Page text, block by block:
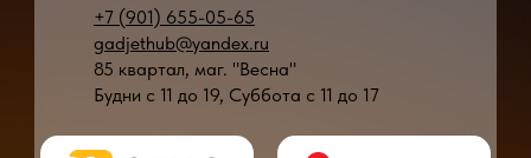
+7 (901) 655-05-65
gadjethub@yandex.ru
85 квартал, маг. "Весна"
Будни с 11 до 19, Суббота с 11 до 17
* - время ремонта может меняться в зависимости от модели устройства и